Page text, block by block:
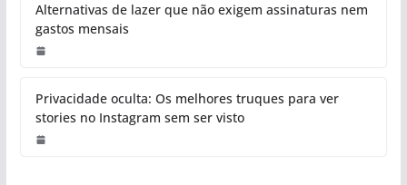
Alternativas de lazer que não exigem assinaturas nem
gastos mensais
Privacidade oculta: Os melhores truques para ver
stories no Instagram sem ser visto